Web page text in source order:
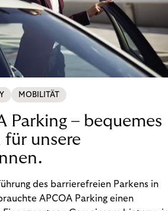
MOBILITÄT
Parking – bequemes
für unsere
des barrierefreien Parkens in
APCOA Parking einen